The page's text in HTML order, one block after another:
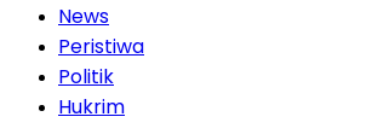
News
Peristiwa
Politik
Hukrim